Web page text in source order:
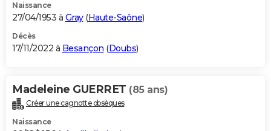
Naissance
27/04/1953 à Gray(Haute-Saône)
Décès
17/11/2022 à Besançon (Doubs)
Madeleine GUERRET (85 ans)
Créer une cagnotte obsèques
Naissance